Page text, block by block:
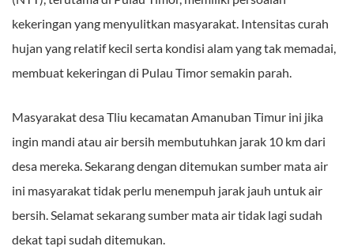
kekeringan yang menyulitkan masyarakat. Intensitas curah
hujan yang relatif kecil serta kondisi alam yang tak memadai,
membuat kekeringan di Pulau Timor semakin parah.
Masyarakat desa Tliu kecamatan Amanuban Timur ini jika
ingin mandi atau air bersih membutuhkan jarak 10 km dari
desa mereka. Sekarang dengan ditemukan sumber mata air
ini masyarakat tidak perlu menempuh jarak jauh untuk air
bersih. Selamat sekarang sumber mata air tidak lagi sudah
dekat tapi sudah ditemukan.